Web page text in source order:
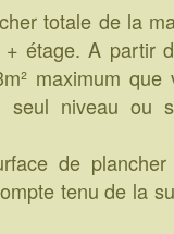
totale de la
+ étage. A partir
maximum que
seul niveau ou
de
tenu de la